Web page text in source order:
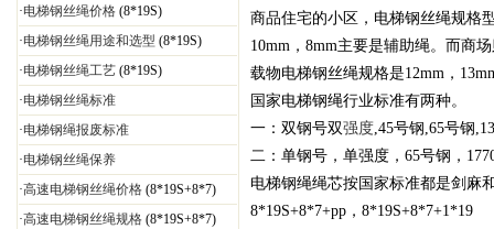
·电梯钢丝绳价格 (8*19S)
·电梯钢丝绳用途和选型 (8*19S)
·电梯钢丝绳工艺 (8*19S)
·电梯钢丝绳标准
·电梯钢绳报废标准
·电梯钢丝绳保养
·高速电梯钢丝绳价格 (8*19S+8*7)
·高速电梯钢丝绳规格 (8*19S+8*7)
商品住宅的小区，电梯钢丝绳规格
10mm，8mm主要是辅助绳。而商
载物电梯钢丝绳规格是12mm，
国家电梯钢绳行业标准有两种。
一：双钢号双强度,45号钢,65号钢
二：单钢号，单强度，65号钢，
电梯钢绳绳芯按国家标准都是剑麻
8*19S+8*7+pp，8*19S+8*7+1*19